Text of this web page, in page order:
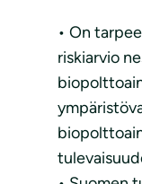
• On
riskiarvio